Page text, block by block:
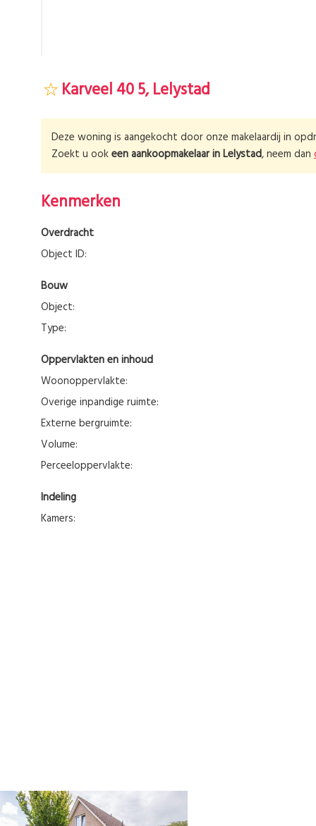
Karveel 40 5, Lelystad
Deze woning is aangekocht door onze makelaardij in
Zoekt u ookeen aankoopmakelaar inLelystad, neem dan
Kenmerken
Overdracht
Object ID:
Bouw
Object:
Type:
Oppervlakten en inhoud
Woonoppervlakte:
Overige inpandige ruimte:
Externe bergruimte:
Volume:
Perceeloppervlakte:
Indeling
Kamers: